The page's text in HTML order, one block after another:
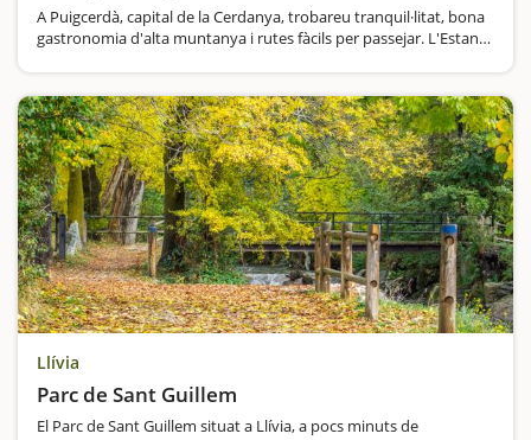
A Puigcerdà, capital de la Cerdanya, trobareu tranquil·litat, bona
gastronomia d'alta muntanya i rutes fàcils per passejar. L'Estany
Llívia
Parc de Sant Guillem
El Parc de Sant Guillem situat a Llívia, a pocs minuts de